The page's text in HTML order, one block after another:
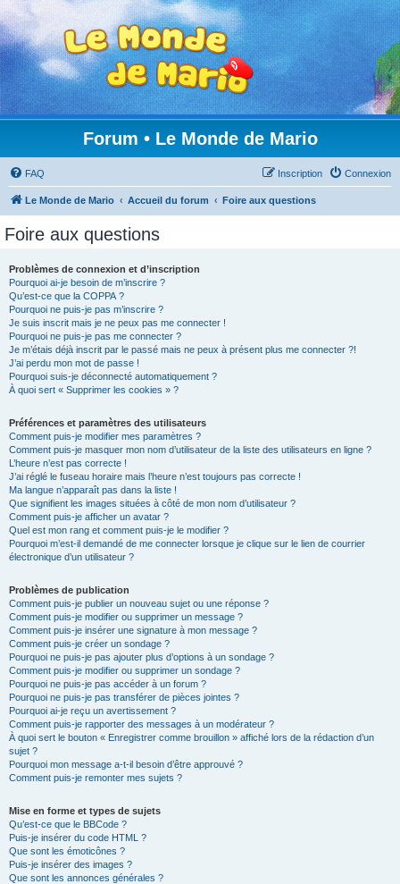
Forum • Le Monde de Mario
FAQ Connexion
Inscription
Le Monde de Mario Accueil du forum Foire aux questions
Foire aux questions
Problèmes de connexion et d’inscription
Pourquoi ai-je besoin de m’inscrire ?
Qu’est-ce que la COPPA ?
Pourquoi ne puis-je pas m’inscrire ?
Je suis inscrit mais je ne peux pas me connecter !
Pourquoi ne puis-je pas me connecter ?
Je m’étais déjà inscrit par le passé mais ne peux à présent plus me connecter ?!
J’ai perdu mon mot de passe !
Pourquoi suis-je déconnecté automatiquement ?
À quoi sert « Supprimer les cookies » ?
Préférences et paramètres des utilisateurs
Comment puis-je modifier mes paramètres ?
Comment puis-je masquer mon nom d’utilisateur de la liste des utilisateurs en ligne ?
L’heure n’est pas correcte !
J’ai réglé le fuseau horaire mais l’heure n’est toujours pas correcte !
Ma langue n’apparaît pas dans la liste !
Que signifient les images situées à côté de mon nom d’utilisateur ?
Comment puis-je afficher un avatar ?
Quel est mon rang et comment puis-je le modifier ?
Pourquoi m’est-il demandé de me connecter lorsque je clique sur le lien de courrier
électronique d’un utilisateur ?
Problèmes de publication
Comment puis-je publier un nouveau sujet ou une réponse ?
Comment puis-je modifier ou supprimer un message ?
Comment puis-je insérer une signature à mon message ?
Comment puis-je créer un sondage ?
Pourquoi ne puis-je pas ajouter plus d’options à un sondage ?
Comment puis-je modifier ou supprimer un sondage ?
Pourquoi ne puis-je pas accéder à un forum ?
Pourquoi ne puis-je pas transférer de pièces jointes ?
Pourquoi ai-je reçu un avertissement ?
Comment puis-je rapporter des messages à un modérateur ?
À quoi sert le bouton « Enregistrer comme brouillon » affiché lors de la rédaction d’un
sujet ?
Pourquoi mon message a-t-il besoin d’être approuvé ?
Comment puis-je remonter mes sujets ?
Mise en forme et types de sujets
Qu’est-ce que le BBCode ?
Puis-je insérer du code HTML ?
Que sont les émoticônes ?
Puis-je insérer des images ?
Que sont les annonces générales ?